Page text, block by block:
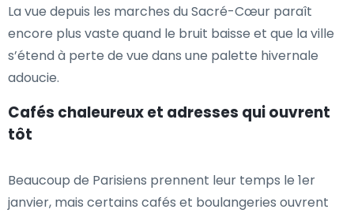
La vue depuis les marches du Sacré-Cœur paraît
encore plus vaste quand le bruit baisse et que la ville
s’étend à perte de vue dans une palette hivernale
adoucie.
Cafés chaleureux et adresses qui ouvrent
tôt
Beaucoup de Parisiens prennent leur temps le 1er
janvier, mais certains cafés et boulangeries ouvrent